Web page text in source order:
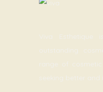
Viva
outstanding
range of
seeking better